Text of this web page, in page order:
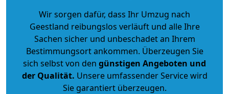
Wir sorgen dafür, dass Ihr Umzug nach
Geestland reibungslos verläuft und alle Ihre
Sachen sicher und unbeschadet an Ihrem
Bestimmungsort ankommen. Überzeugen Sie
sich selbst von den günstigen Angeboten und
der Qualität. Unsere umfassender Service wird
Sie garantiert überzeugen.